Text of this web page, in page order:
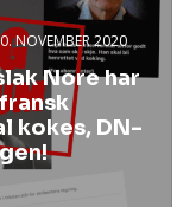
NOVEMBER 2020
Nore har
kokes, DN-